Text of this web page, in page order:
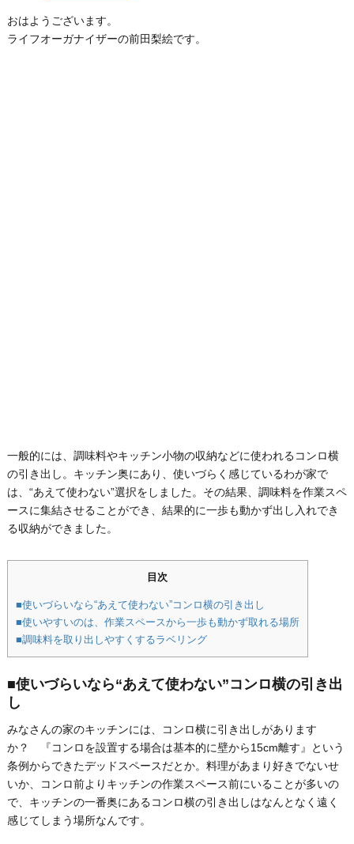
おはようございます。
ライフオーガナイザーの前田梨絵です。
一般的には、調味料やキッチン小物の収納などに使われるコンロ横
の引き出し。キッチン奥にあり、使いづらく感じているわが家で
は、“あえて使わない”選択をしました。その結果、調味料を作業スペ
ースに集結させることができ、結果的に一歩も動かず出し入れでき
る収納ができました。
目次
■使いづらいなら“あえて使わない”コンロ横の引き出し
■使いやすいのは、作業スペースから一歩も動かず取れる場所
■調味料を取り出しやすくするラベリング
■使いづらいなら“あえて使わない”コンロ横の引き出
し
みなさんの家のキッチンには、コンロ横に引き出しがあります
か？ 『コンロを設置する場合は基本的に壁から15cm離す』という
条例からできたデッドスペースだとか。料理があまり好きでないせ
いか、コンロ前よりキッチンの作業スペース前にいることが多いの
で、キッチンの一番奥にあるコンロ横の引き出しはなんとなく遠く
感じてしまう場所なんです。